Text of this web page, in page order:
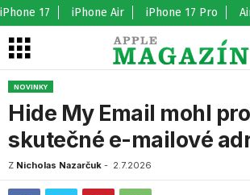
iPhone 17 iPhone Air iPhone 17 Pro
NOVINKY
Hide My Email mohl
skutečné e-mailové
Z Nicholas Nazarčuk - 2.7.2026